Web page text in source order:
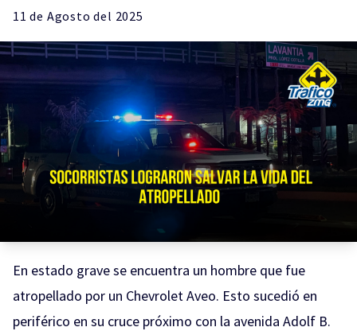
11 de Agosto del 2025
En estado grave se encuentra un hombre que fue
atropellado por un Chevrolet Aveo. Esto sucedió en
periférico en su cruce próximo con la avenida Adolf B.